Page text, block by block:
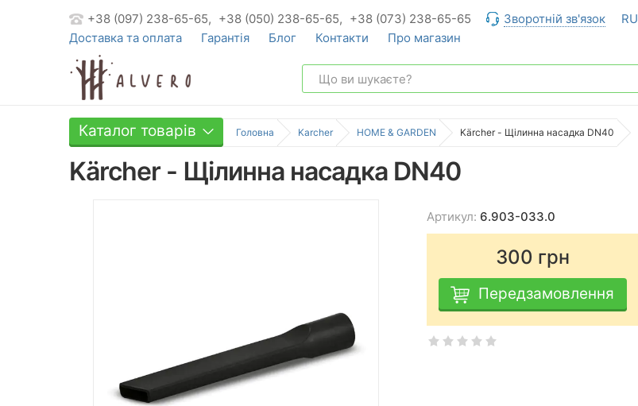
+38 (097) 238-65-65, +38 (050) 238-65-65, +38 (073) 238-65-65 Зворотній зв'язок RU
Доставка та оплата
Гарантія Блог Контакти Про магазин
Каталог товарів Головна Karcher HOME & GARDEN Kärcher - Щілинна насадка DN40
Kärcher - Щілинна насадка DN40
Артикул: 6.903-033.0
300 грн
Передзамовлення